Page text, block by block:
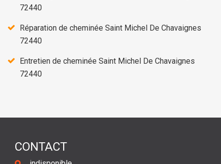
72440
Réparation de cheminée Saint Michel De Chavaignes
72440
Entretien de cheminée Saint Michel De Chavaignes
72440
CONTACT